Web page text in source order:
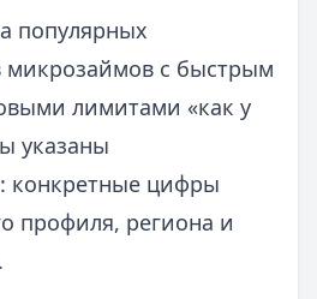
популярных
микрозаймов с быстрым
лимитами «как у
указаны
конкретные цифры
профиля, региона и